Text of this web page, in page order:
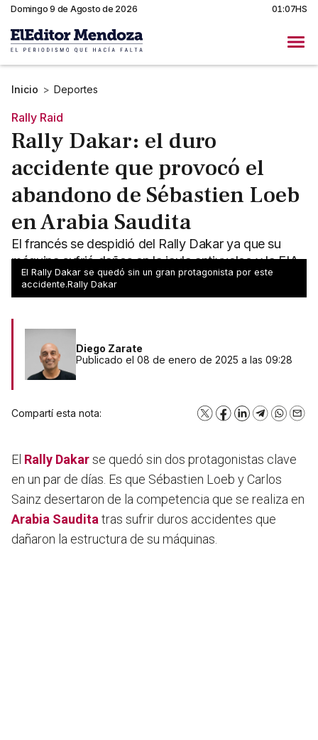
Domingo 9 de Agosto de 2026 01:07HS
Inicio > Deportes
Rally Raid
Rally Dakar: el duro
accidente que provocó el
abandono de Sébastien Loeb
en Arabia Saudita
El francés se despidió del Rally Dakar ya que su
máquina sufrió daños en la jaula antivuelco y la FIA
no le permitió largar la cuarta etapa.
El Rally Dakar se quedó sin un gran protagonista por este
accidente.Rally Dakar
Diego Zarate
Publicado el 08 de enero de 2025 a las 09:28
Compartí esta nota: X Facebook
LinkedInTelegram
El Rally Dakarse quedó sin dos protagonistas clave
en un par de días. Es que Sébastien Loeb y Carlos
Sainz desertaron de la competencia que se realiza en
Arabia Saudita tras sufrir duros accidentes que
dañaron la estructura de su máquinas.